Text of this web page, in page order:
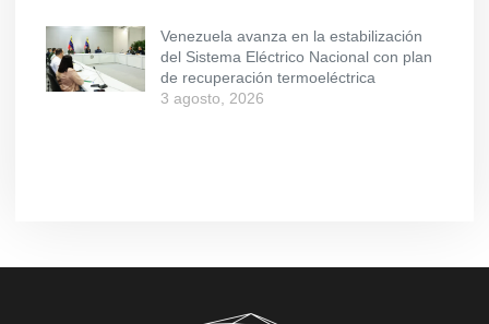
Venezuela avanza en la estabilización
del Sistema Eléctrico Nacional con plan
de recuperación termoeléctrica
3 agosto, 2026